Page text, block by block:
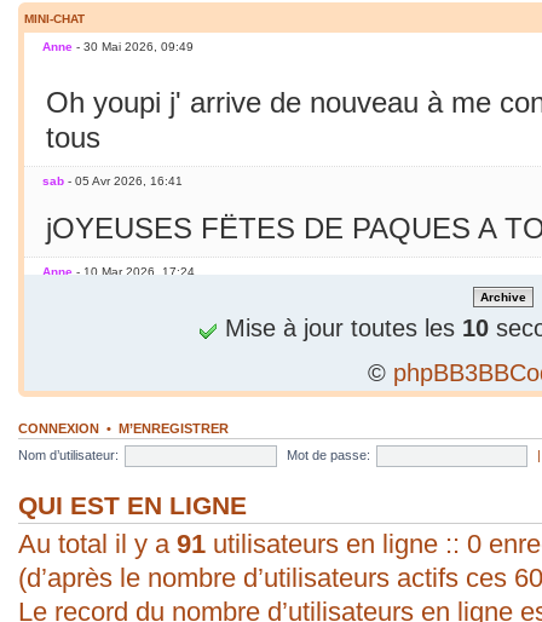
MINI-CHAT
Anne - 30 Mai 2026, 09:49
Oh youpi j' arrive de nouveau à me
tous
sab - 05 Avr 2026, 16:41
jOYEUSES FËTES DE PAQUES A
Anne - 10 Mar 2026, 17:24
Jamais essayé avec le smarphone
C'est le printemps ! Soleil chaleur...
en mars seulement !
sab - 09 Mar 2026, 19:56
bonjour ! vous arrivez à poster une
évident pour moi. Vive les P.C. ;).
Mise à jour toutes les 10
©
CONNEXION • M’ENREGISTRER
Nom d’utilisateur:
Mot de passe:
QUI EST EN LIGNE
Au total il y a 91 utilisateurs en ligne :: 0
(d’après le nombre d’utilisateurs actifs ces
Le record du nombre d’utilisateurs en ligne